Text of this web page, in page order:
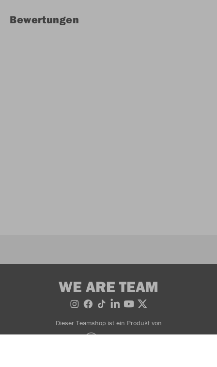
Bewertungen
WE ARE TEAM
Dieser Teamshop ist ein Produkt von